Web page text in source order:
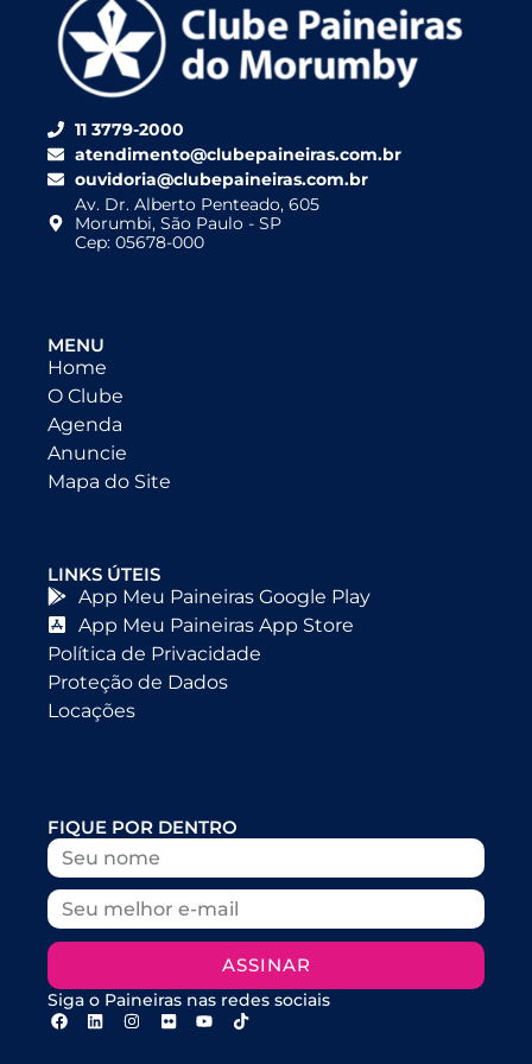
11 3779-2000
atendimento@clubepaineiras.com.br
ouvidoria@clubepaineiras.com.br
Av. Dr. Alberto Penteado, 605
Morumbi, São Paulo - SP
Cep: 05678-000
MENU
Home
O Clube
Agenda
Anuncie
Mapa do Site
LINKS ÚTEIS
App Meu Paineiras Google Play
App Meu Paineiras App Store
Política de Privacidade
Proteção de Dados
Locações
FIQUE POR DENTRO
ASSINAR
Siga o Paineiras nas redes sociais